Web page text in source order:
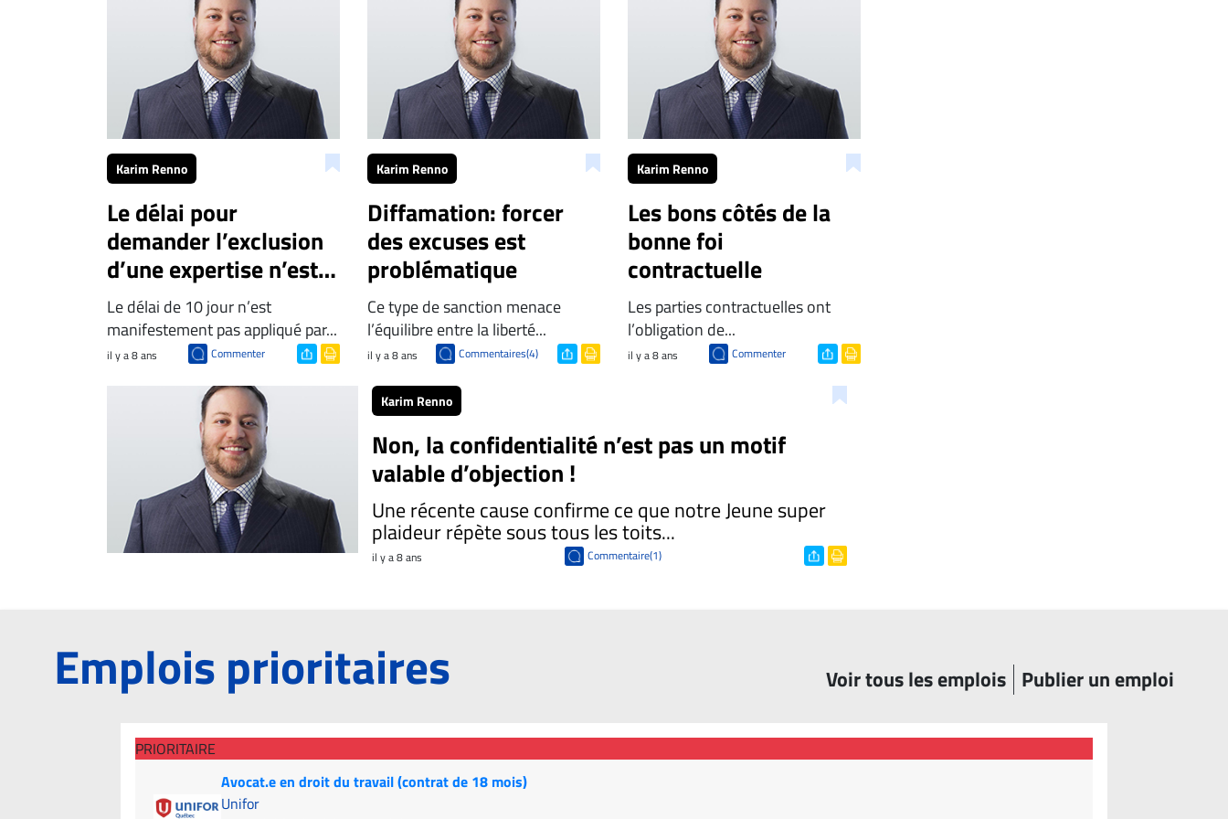
Solutions de
recrutements
TROUVEZ-
Karim Renno
Le délai pour
demander l’exclusion
d’une expertise n’est
pas de rigueur
Le délai de 10 jour n’est
manifestement pas appliqué par...
il y a 8 ans Commenter
Karim Renno
Diffamation: forcer
des excuses est
problématique
Ce type de sanction menace
l’équilibre entre la liberté...
il y a 8 ans Commentaires(4)
Karim Renno
Les bons côtés de la
bonne foi
contractuelle
Les parties contractuelles ont
l’obligation de...
il y a 8 ans Commenter
Karim Renno
Non, la confidentialité n’est pas un motif
valable d’objection !
Une récente cause confirme ce que notre Jeune super
plaideur répète sous tous les toits...
il y a 8 ans Commentaire(1)
Emplois prioritaires Voir tous les emplois Publier un emploi
PRIORITAIRE
Avocat.e en droit du travail (contrat de 18 mois)
Unifor